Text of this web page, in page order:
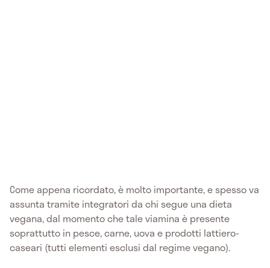
Come appena ricordato, è molto importante, e spesso va
assunta tramite integratori da chi segue una dieta
vegana, dal momento che tale viamina è presente
soprattutto in pesce, carne, uova e prodotti lattiero-
caseari (tutti elementi esclusi dal regime vegano).